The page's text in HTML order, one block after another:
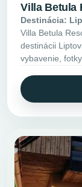
Villa Betula
Destinácia:
Villa Betula
destinácii
vybavenie,